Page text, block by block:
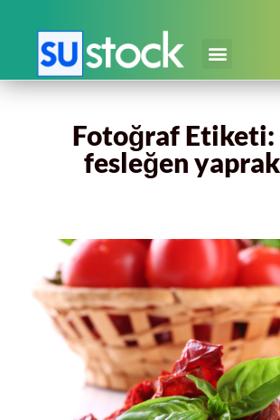
Fotoğraf Etiketi:
fesleğen